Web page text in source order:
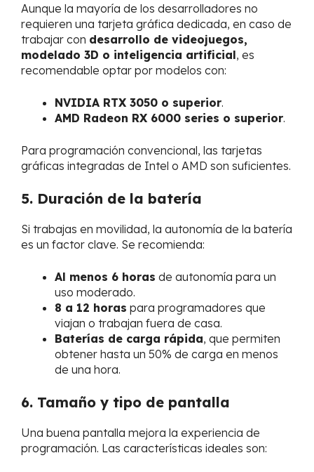
Aunque la mayoría de los desarrolladores no
requieren una tarjeta gráfica dedicada, en caso de
trabajar con desarrollo de videojuegos,
modelado 3D o inteligencia artificial, es
recomendable optar por modelos con:
NVIDIA RTX 3050 o superior.
AMD Radeon RX 6000 series o superior.
Para programación convencional, las tarjetas
gráficas integradas de Intel o AMD son suficientes.
5. Duración de la batería
Si trabajas en movilidad, la autonomía de la batería
es un factor clave. Se recomienda:
Al menos 6 horas de autonomía para un
uso moderado.
8 a 12 horas para programadores que
viajan o trabajan fuera de casa.
Baterías de carga rápida, que permiten
obtener hasta un 50% de carga en menos
de una hora.
6. Tamaño y tipo de pantalla
Una buena pantalla mejora la experiencia de
programación. Las características ideales son: